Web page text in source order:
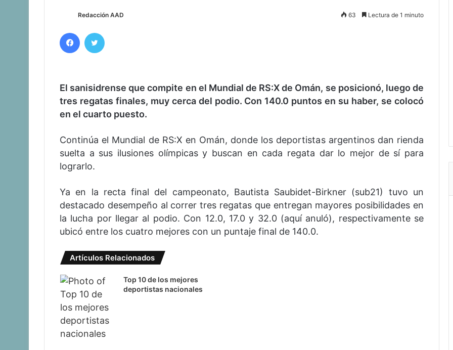
Redacción AAD 63 Lectura de 1 minuto
El sanisidrense que compite en el Mundial de RS:X de Omán, se posicionó, luego de
tres regatas finales, muy cerca del podio. Con 140.0 puntos en su haber, se colocó
en el cuarto puesto.
Continúa el Mundial de RS:X en Omán, donde los deportistas argentinos dan rienda
suelta a sus ilusiones olímpicas y buscan en cada regata dar lo mejor de sí para
lograrlo.
Ya en la recta final del campeonato, Bautista Saubidet-Birkner (sub21) tuvo un
destacado desempeño al correr tres regatas que entregan mayores posibilidades en
la lucha por llegar al podio. Con 12.0, 17.0 y 32.0 (aquí anuló), respectivamente se
ubicó entre los cuatro mejores con un puntaje final de 140.0.
Artículos Relacionados
Top 10 de los mejores
deportistas nacionales